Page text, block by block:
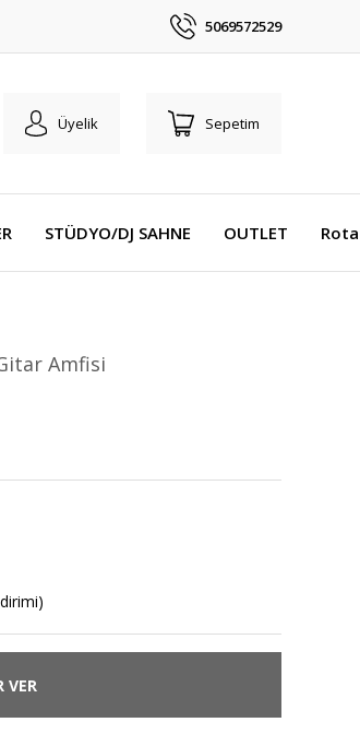
5069572529
Üyelik Sepetim
STÜDYO/DJ SAHNE OUTLET
Amfisi
VER